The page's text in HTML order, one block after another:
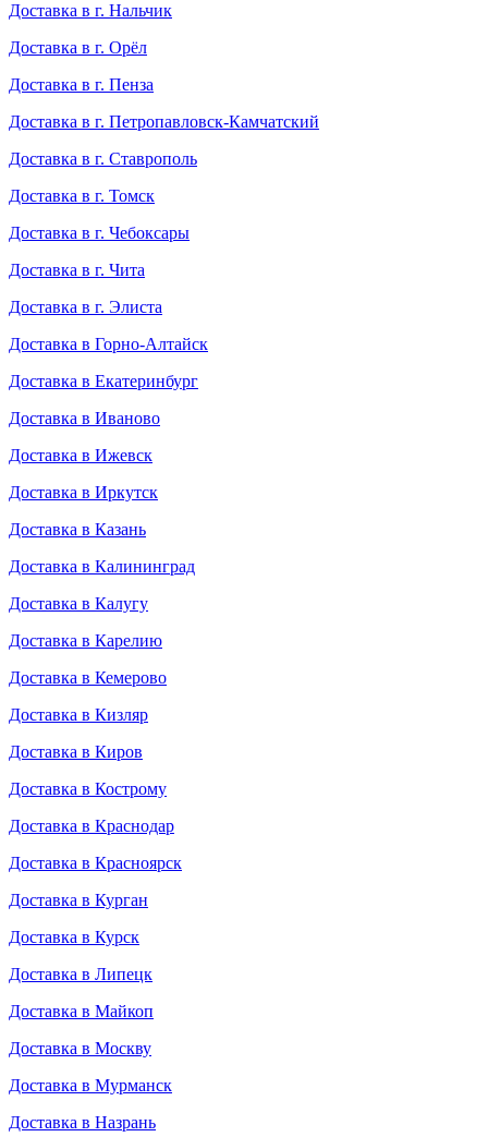
Доставка в г. Нальчик
Доставка в г. Орёл
Доставка в г. Пенза
Доставка в г. Петропавловск-Камчатский
Доставка в г. Ставрополь
Доставка в г. Томск
Доставка в г. Чебоксары
Доставка в г. Чита
Доставка в г. Элиста
Доставка в Горно-Алтайск
Доставка в Екатеринбург
Доставка в Иваново
Доставка в Ижевск
Доставка в Иркутск
Доставка в Казань
Доставка в Калининград
Доставка в Калугу
Доставка в Карелию
Доставка в Кемерово
Доставка в Кизляр
Доставка в Киров
Доставка в Кострому
Доставка в Краснодар
Доставка в Красноярск
Доставка в Курган
Доставка в Курск
Доставка в Липецк
Доставка в Майкоп
Доставка в Москву
Доставка в Мурманск
Доставка в Назрань